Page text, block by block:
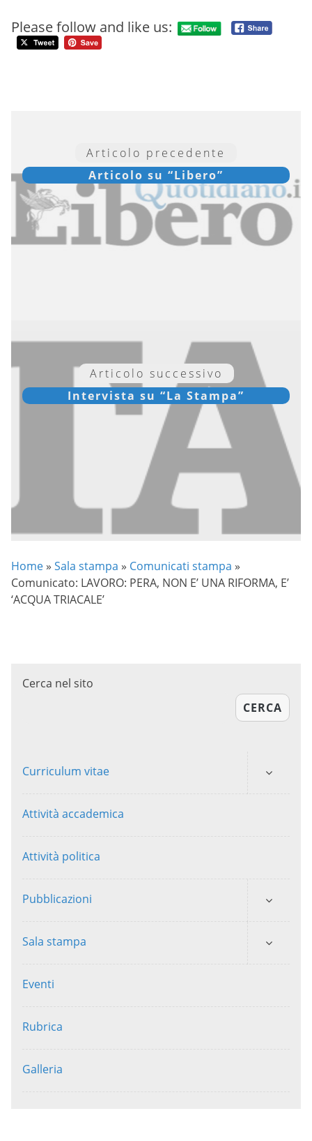
Please follow and like us:
Articolo precedente
Articolo su “Libero”
Articolo successivo
Intervista su “La Stampa”
Home » Sala stampa » Comunicati stampa »
Comunicato: LAVORO: PERA, NON E’ UNA RIFORMA, E’
‘ACQUA TRIACALE’
Cerca nel sito
CERCA
Curriculum vitae
Attività accademica
Attività politica
Pubblicazioni
Sala stampa
Eventi
Rubrica
Galleria